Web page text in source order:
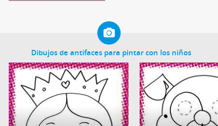
Dibujos de antifaces para pintar con los niños